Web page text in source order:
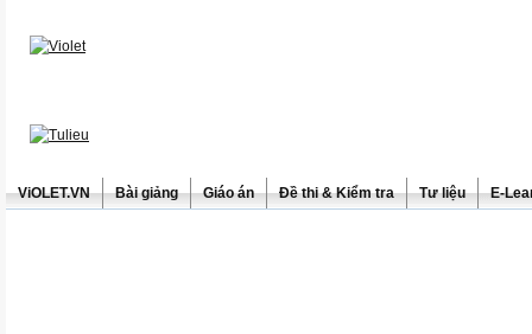
ViOLET.VN Bài giảng Giáo án Đề thi & Kiểm tra Tư liệu E-